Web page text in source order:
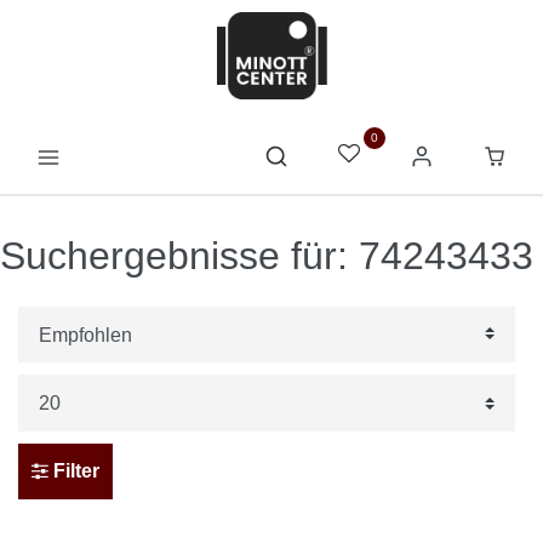
0
Suchergebnisse für: 74243433
Filter